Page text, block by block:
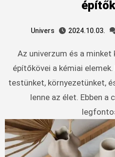
Univers 2024.10.03.
Az univerzum és a minket körülvevő világ alapvető
építőkövei a kémiai
testünket, környezetünket,
lenne az élet. Ebben a